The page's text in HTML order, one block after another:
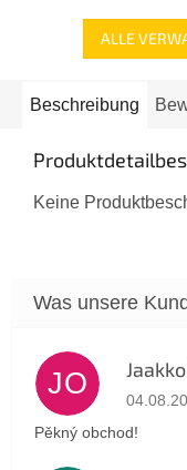
ALLE
Beschreibung
Keine
JO Die
Pěkný obchod!